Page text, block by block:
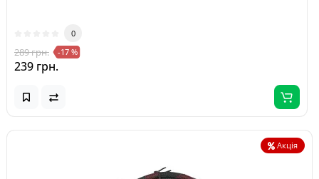
0
289 грн. -17 %
239 грн.
Акція